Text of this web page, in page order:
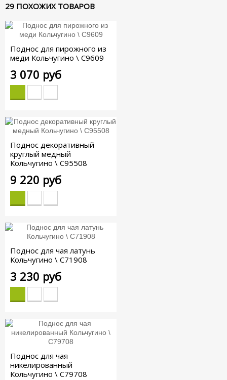
29 ПОХОЖИХ ТОВАРОВ
Поднос для пирожного из
меди Кольчугино \ С9609
3 070 руб
Поднос декоративный
круглый медный
Кольчугино \ С95508
9 220 руб
Поднос для чая латунь
Кольчугино \ С71908
3 230 руб
Поднос для чая
никелированный
Кольчугино \ С79708